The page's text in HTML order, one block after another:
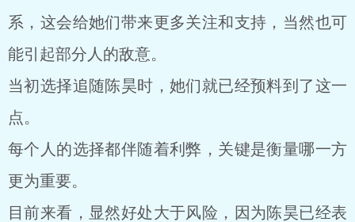
系，这会给她们带来更多关注和支持，当然也可
能引起部分人的敌意。
当初选择追随陈昊时，她们就已经预料到了这一
点。
每个人的选择都伴随着利弊，关键是衡量哪一方
更为重要。
目前来看，显然好处大于风险，因为陈昊已经表